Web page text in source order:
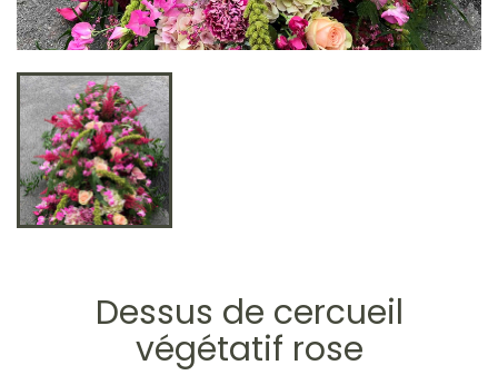
Dessus de cercueil
végétatif rose